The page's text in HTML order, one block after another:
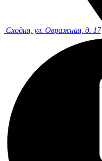
Сходня, ул. Овражная, д. 17